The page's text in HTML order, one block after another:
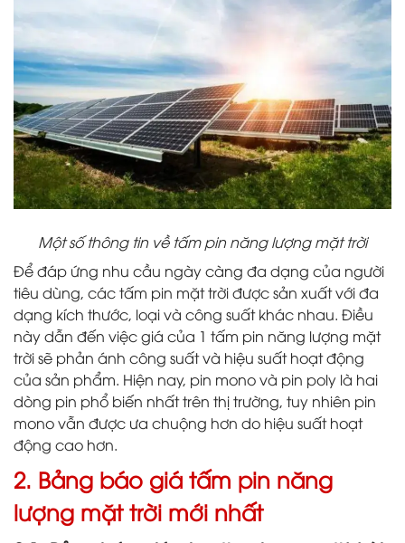
Một số thông tin về tấm pin năng lượng mặt trời
Để đáp ứng nhu cầu ngày càng đa dạng của người
tiêu dùng, các tấm pin mặt trời được sản xuất với đa
dạng kích thước, loại và công suất khác nhau. Điều
này dẫn đến việc giá của 1 tấm pin năng lượng mặt
trời sẽ phản ánh công suất và hiệu suất hoạt động
của sản phẩm. Hiện nay, pin mono và pin poly là hai
dòng pin phổ biến nhất trên thị trường, tuy nhiên pin
mono vẫn được ưa chuộng hơn do hiệu suất hoạt
động cao hơn.
2. Bảng báo giá tấm pin năng
lượng mặt trời mới nhất